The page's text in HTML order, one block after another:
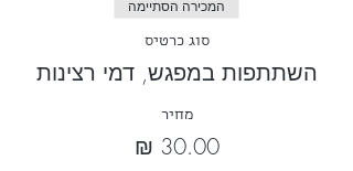
המכירה הסתיימה
סוג כרטיס
השתתפות במפגש, דמי רצינות
מחיר
‏30.00 ‏₪